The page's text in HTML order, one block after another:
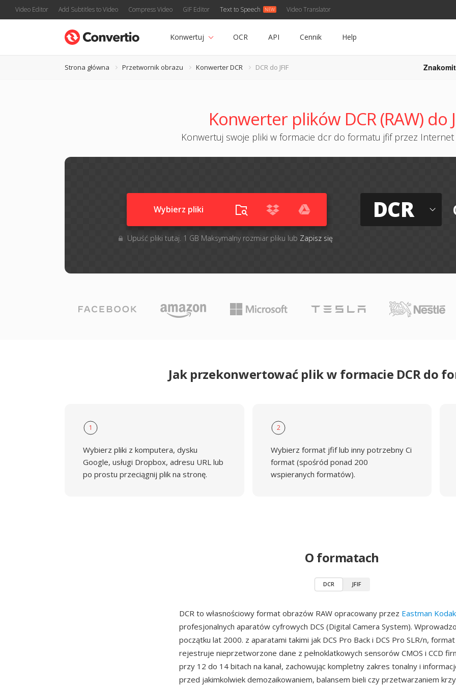
Video Editor Add Subtitles to Video Compress Video GIF Editor Text to Speech Video Translator
Konwertuj OCR API Cennik Help
Strona główna Przetwornik obrazu Konwerter DCR DCR do JFIF
Konwerter plików DCR (RAW) do
Konwertuj swoje pliki w formacie dcr do formatu jfif przez Internet
Wybierz pliki
Upuść pliki tutaj. 1 GB Maksymalny rozmiar pliku lub Zapisz się
DCR
Jak przekonwertować plik w formacie DCR do
1
Wybierz pliki z komputera, dysku
Google, usługi Dropbox, adresu URL lub
po prostu przeciągnij plik na stronę.
2
Wybierz format jfif lub inny potrzebny Ci
format (spośród ponad 200
wspieranych formatów).
O formatach
DCR JFIF
DCR to własnościowy format obrazów RAW opracowany przez Eastman Kodak
profesjonalnych aparatów cyfrowych DCS (Digital Camera System).
początku lat 2000. z aparatami takimi jak DCS Pro Back i DCS Pro SLR/n, format
rejestruje nieprzetworzone dane z pełnoklatkowych sensorów CMOS i CCD
przy 12 do 14 bitach na kanał, zachowując kompletny zakres tonalny i
przed jakimkolwiek demozaikowaniem, balansem bieli czy przetwarzaniem